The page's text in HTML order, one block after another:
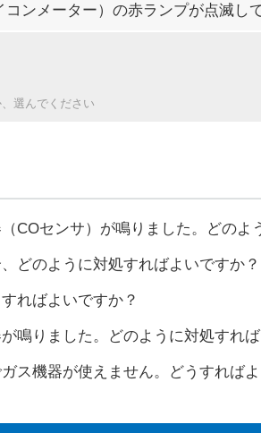
コンメーター）の赤ランプが点滅し
選んでください
COセンサ）が鳴りました。どのよ
どのように対処すればよいですか？
ればよいですか？
鳴りました。どのように対処すれ
ス機器が使えません。どうすれば